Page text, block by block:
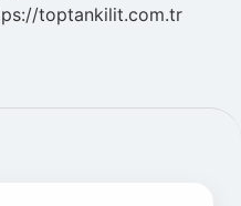
toptankilit.com.tr